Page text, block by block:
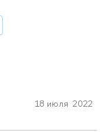
18 июля 2022